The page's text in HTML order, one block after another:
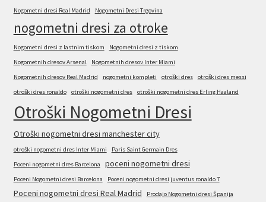
Nogometni dresi Real Madrid Nogometni Dresi Trgovina
nogometni dresi za otroke
Nogometni dresi z lastnim tiskom
Nogometni dresi z tiskom
Nogometnih dresov Arsenal
Nogometnih dresov Inter Miami
Nogometnih dresov Real Madrid
nogometni kompleti otroški dres
otroški dres messi
otroški dres ronaldo
otroški nogometni dres otroški nogometni dres Erling Haaland
Otroški Nogometni Dresi
Otroški nogometni dresi manchester city
otroški nogometni dres Inter Miami
Paris Saint Germain Dres
Poceni nogometni dres Barcelona
poceni nogometni dresi
Poceni Nogometni dresi Barcelona Poceni nogometni dresi juventus ronaldo 7
Poceni nogometni dresi Real Madrid
Prodajo Nogometni dresi Španija